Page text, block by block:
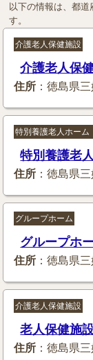
以下の情報は、都
す。
介護老人保健施設
介護老人保
住所 ：徳島県
特別養護老人ホーム
特別養護老
住所 ：徳島県
グループホーム
グループホ
住所 ：徳島県
介護老人保健施設
老人保健施
住所 ：徳島県